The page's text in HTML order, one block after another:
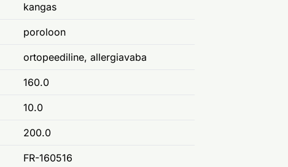
kangas
poroloon
ortopeediline, allergiavaba
160.0
10.0
200.0
FR-160516